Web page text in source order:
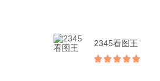
2345看图王